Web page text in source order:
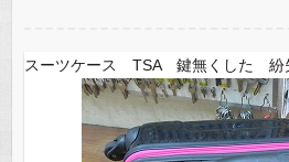
スーツケース TSA 鍵無くした 紛